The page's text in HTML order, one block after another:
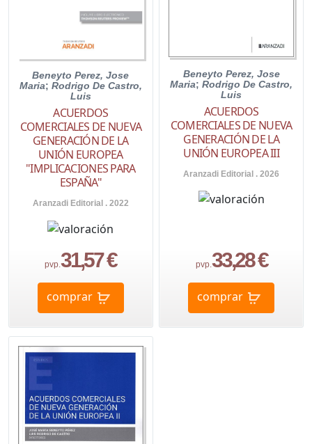
Beneyto Perez, Jose
Maria; Rodrigo De Castro,
Luis
ACUERDOS
COMERCIALES DE NUEVA
GENERACIÓN DE LA
UNIÓN EUROPEA
"IMPLICACIONES PARA
ESPAÑA"
Aranzadi Editorial . 2022
pvp.31,57 €
comprar
Beneyto Perez, Jose
Maria;Rodrigo De Castro,
Luis
ACUERDOS
COMERCIALES DE NUEVA
GENERACIÓN DE LA
UNIÓN EUROPEA III
Aranzadi Editorial . 2026
pvp.33,28 €
comprar